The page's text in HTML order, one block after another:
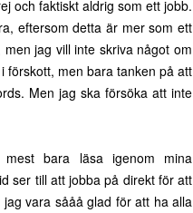
och faktiskt aldrig som ett jobb.
eftersom detta är mer som ett
jag vill inte skriva något om
förskott, men bara tanken på att
Men jag ska försöka att inte
bara läsa igenom mina
ser till att jobba på direkt för att
vara sååå glad för att ha alla